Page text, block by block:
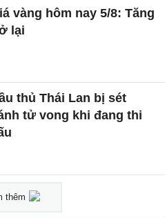
vàng hôm nay 5/8: Tăng
lại
thủ Thái Lan bị sét
tử vong khi đang thi
thêm